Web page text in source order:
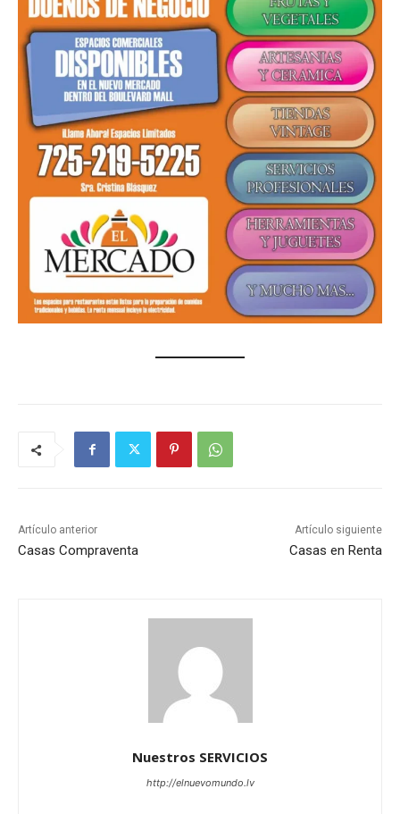
Artículo anterior
Casas Compraventa
Artículo siguiente
Casas en Renta
Nuestros SERVICIOS
http://elnuevomundo.lv